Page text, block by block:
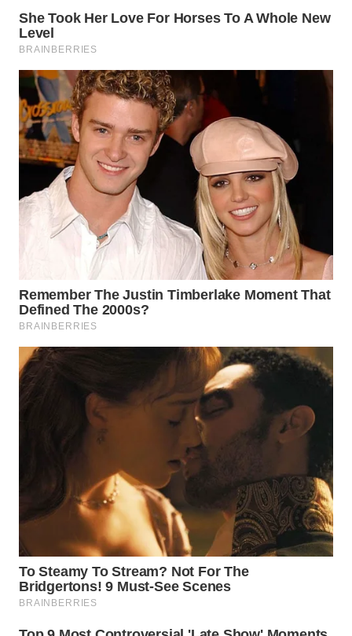
LABUANBAJO
WN
BORNEO
Wahana
WAHANA
NEWS
WAHANA
TANI
ADVOKAT
WAHANA
INFRASTRUKTUR
WAHANA
WAHANA
TRAVEL
WAHANA